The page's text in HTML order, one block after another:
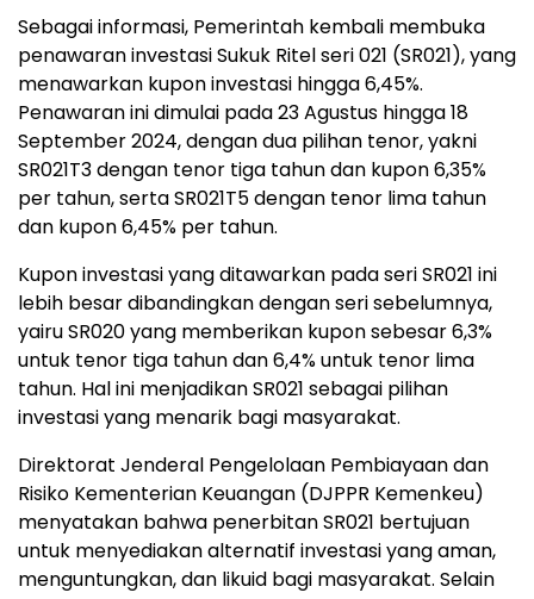
Sebagai informasi, Pemerintah kembali membuka
penawaran investasi Sukuk Ritel seri 021 (SR021), yang
menawarkan kupon investasi hingga 6,45%.
Penawaran ini dimulai pada 23 Agustus hingga 18
September 2024, dengan dua pilihan tenor, yakni
SR021T3 dengan tenor tiga tahun dan kupon 6,35%
per tahun, serta SR021T5 dengan tenor lima tahun
dan kupon 6,45% per tahun.
Kupon investasi yang ditawarkan pada seri SR021 ini
lebih besar dibandingkan dengan seri sebelumnya,
yairu SR020 yang memberikan kupon sebesar 6,3%
untuk tenor tiga tahun dan 6,4% untuk tenor lima
tahun. Hal ini menjadikan SR021 sebagai pilihan
investasi yang menarik bagi masyarakat.
Direktorat Jenderal Pengelolaan Pembiayaan dan
Risiko Kementerian Keuangan (DJPPR Kemenkeu)
menyatakan bahwa penerbitan SR021 bertujuan
untuk menyediakan alternatif investasi yang aman,
menguntungkan, dan likuid bagi masyarakat. Selain